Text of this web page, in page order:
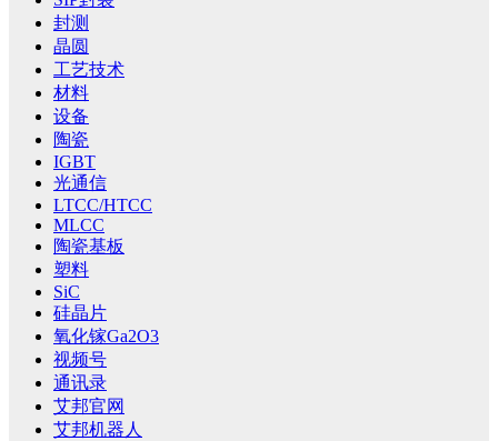
封测
晶圆
工艺技术
材料
设备
陶瓷
IGBT
光通信
LTCC/HTCC
MLCC
陶瓷基板
塑料
SiC
硅晶片
氧化镓Ga2O3
视频号
通讯录
艾邦官网
艾邦机器人